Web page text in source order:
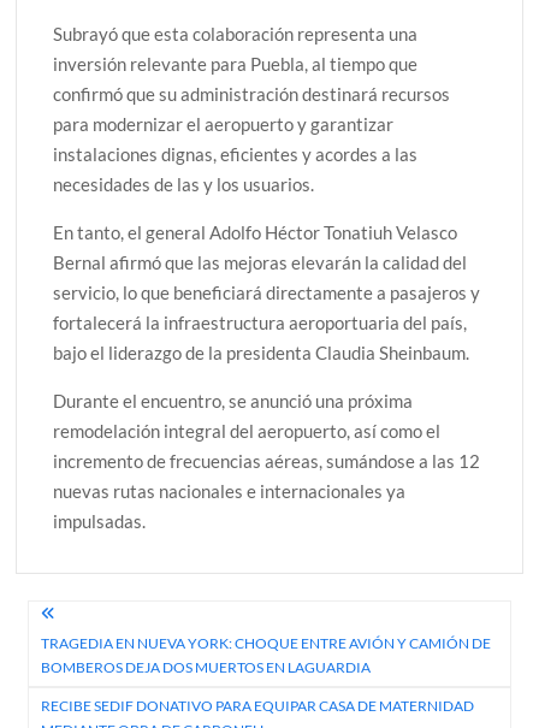
Subrayó que esta colaboración representa una
inversión relevante para Puebla, al tiempo que
confirmó que su administración destinará recursos
para modernizar el aeropuerto y garantizar
instalaciones dignas, eficientes y acordes a las
necesidades de las y los usuarios.
En tanto, el general Adolfo Héctor Tonatiuh Velasco
Bernal afirmó que las mejoras elevarán la calidad del
servicio, lo que beneficiará directamente a pasajeros y
fortalecerá la infraestructura aeroportuaria del país,
bajo el liderazgo de la presidenta Claudia Sheinbaum.
Durante el encuentro, se anunció una próxima
remodelación integral del aeropuerto, así como el
incremento de frecuencias aéreas, sumándose a las 12
nuevas rutas nacionales e internacionales ya
impulsadas.
Navegación
de
entradas
TRAGEDIA EN NUEVA YORK: CHOQUE ENTRE AVIÓN Y CAMIÓN DE
BOMBEROS DEJA DOS MUERTOS EN LAGUARDIA
RECIBE SEDIF DONATIVO PARA EQUIPAR CASA DE MATERNIDAD